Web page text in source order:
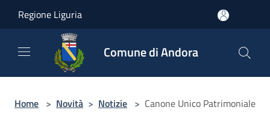
Regione Liguria
Comune di Andora
Home > Novità > Notizie > Canone Unico Patrimoniale